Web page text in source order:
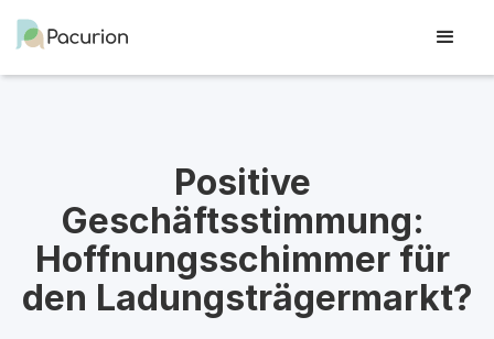
Positive
Geschäftsstimmung:
Hoffnungsschimmer für
den Ladungsträgermarkt?